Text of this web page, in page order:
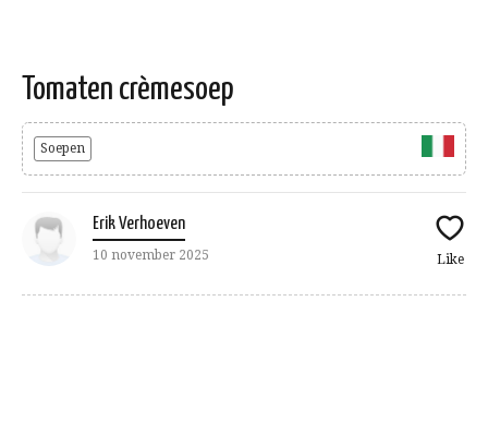
Tomaten crèmesoep
Soepen
Erik Verhoeven
10 november 2025 Like